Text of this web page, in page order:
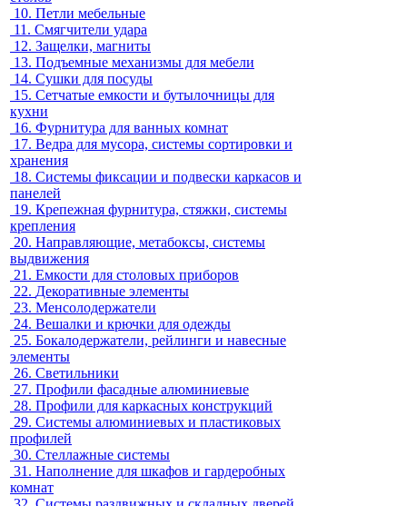
10. Петли мебельные
11. Смягчители удара
12. Защелки, магниты
13. Подъемные механизмы для мебели
14. Сушки для посуды
15. Сетчатые емкости и бутылочницы для
кухни
16. Фурнитура для ванных комнат
17. Ведра для мусора, системы сортировки и
хранения
18. Системы фиксации и подвески каркасов и
панелей
19. Крепежная фурнитура, стяжки, системы
крепления
20. Направляющие, метабоксы, системы
выдвижения
21. Емкости для столовых приборов
22. Декоративные элементы
23. Менсолодержатели
24. Вешалки и крючки для одежды
25. Бокалодержатели, рейлинги и навесные
элементы
26. Светильники
27. Профили фасадные алюминиевые
28. Профили для каркасных конструкций
29. Системы алюминиевых и пластиковых
профилей
30. Стеллажные системы
31. Наполнение для шкафов и гардеробных
комнат